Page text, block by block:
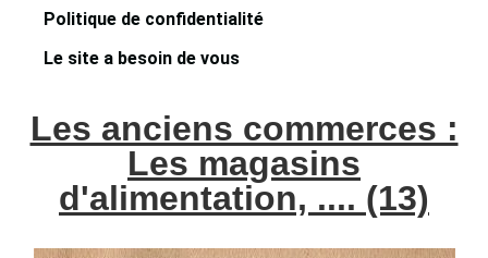
Politique de confidentialité
Le site a besoin de vous
Les anciens commerces :
Les magasins
d'alimentation, .... (13)